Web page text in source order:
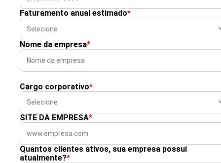
Faturamento anual estimado*
Nome da empresa*
Cargo corporativo*
SITE DA EMPRESA*
Quantos clientes ativos, sua empresa possui
atualmente?*